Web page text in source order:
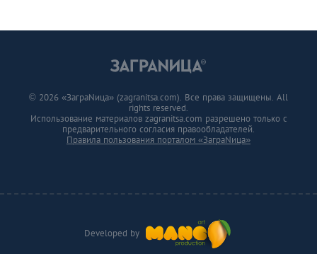
Developed by
© 2026 «ЗаграNица» (zagranitsa.com). Все права защищены. All
rights reserved.
Использование материалов zagranitsa.com разрешено только с
предварительного согласия правообладателей.
Правила пользования порталом «ЗаграNица»